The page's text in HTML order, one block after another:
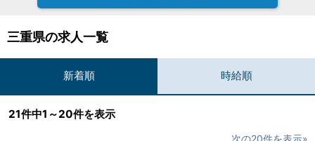
三重県の求人一覧
新着順 時給順
21件中1～20件を表示